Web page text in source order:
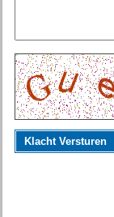
Klacht Versturen